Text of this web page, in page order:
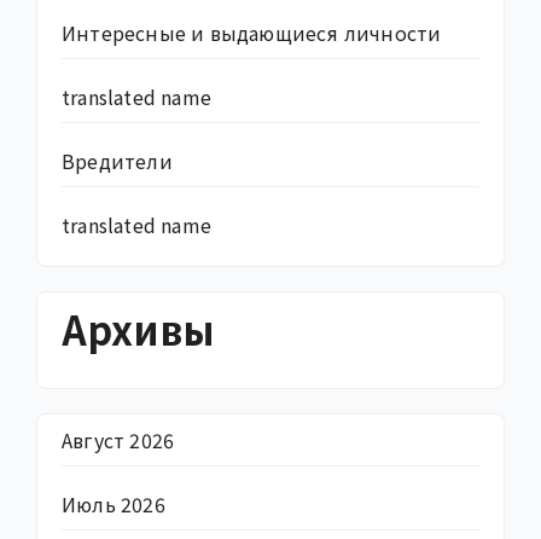
Интересные и выдающиеся личности
translated name
Вредители
translated name
Архивы
Август 2026
Июль 2026